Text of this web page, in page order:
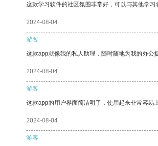
这款学习软件的社区氛围非常好，可以与其他学习
2024-08-04
游客
这款app就像我的私人助理，随时随地为我的办公
2024-08-04
游客
这款app的用户界面简洁明了，使用起来非常容易
2024-08-04
游客